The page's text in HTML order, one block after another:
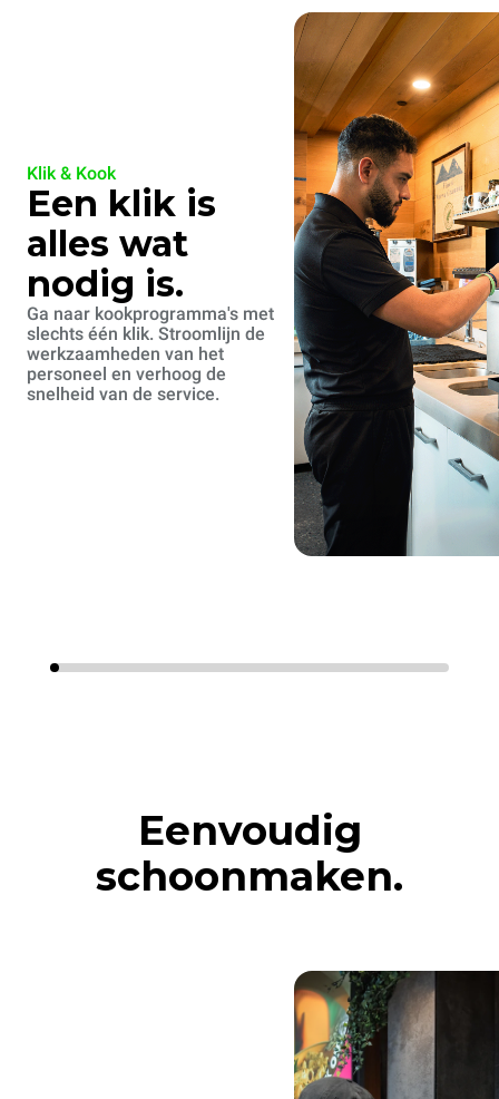
Klik & Kook
Een klik is
alles wat
nodig is.
Ga naar kookprogramma's met
slechts één klik. Stroomlijn de
werkzaamheden van het
personeel en verhoog de
snelheid van de service.
Eenvoudig
schoonmaken.